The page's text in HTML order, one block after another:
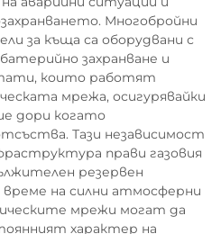
Многобройни
за къща са оборудвани с
захранване и
които работят
мрежа, осигурявайки
дори когато
Тази независимост
прави газовия
резервен
на силни атмосферни
мрежи могат да
характер на